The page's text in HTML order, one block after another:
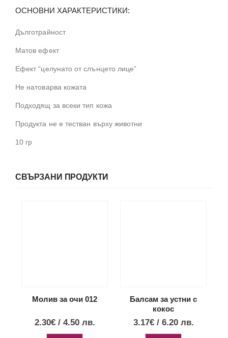
ОСНОВНИ ХАРАКТЕРИСТИКИ:
Дълготрайност
Матов ефект
Ефект “целунато от слънцето лице”
Не натоварва кожата
Подходящ за всеки тип кожа
Продукта не е тестван върху животни
10 гр
СВЪРЗАНИ ПРОДУКТИ
Молив за очи 012
2.30€ / 4.50 лв.
Балсам за устни с
кокос
3.17€ / 6.20 лв.